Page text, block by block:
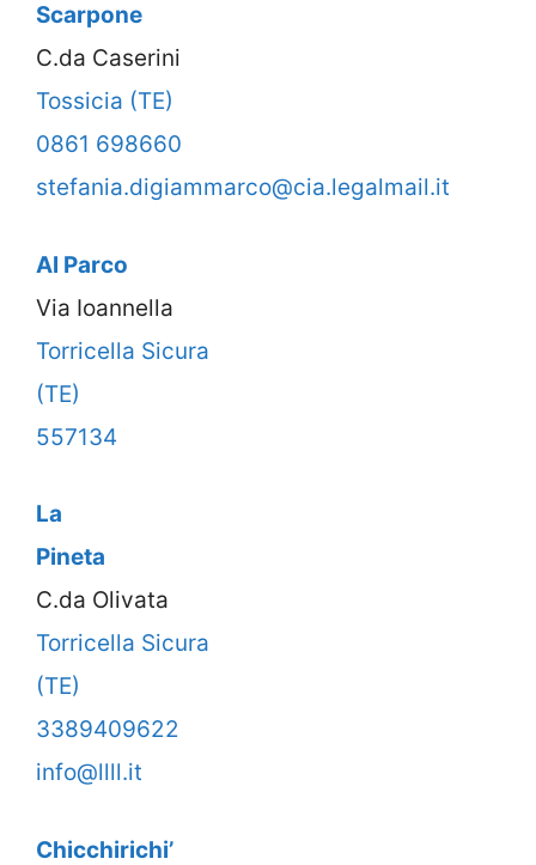
Scarpone
C.da Caserini
Tossicia (TE)
0861 698660
stefania.digiammarco@cia.legalmail.it
Al Parco
Via Ioannella
Torricella Sicura
(TE)
557134
La
Pineta
C.da Olivata
Torricella Sicura
(TE)
3389409622
info@llll.it
Chicchirichi’